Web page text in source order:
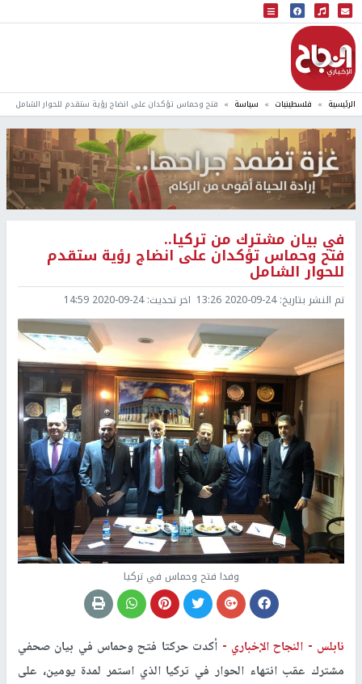
البث المباشر
إذاعة النجاح
الرئيسية فلسطينيات سياسة فتح وحماس تؤكدان على انضاج رؤية ستقدم للحوار الشامل
في بيان مشترك من تركيا..
فتح وحماس تؤكدان على انضاج رؤية ستقدم
للحوار الشامل
تم النشر بتاريخ:2020-09-24 13:26 اخر تحديث:2020-09-24 14:59
وفدا فتح وحماس في تركيا
نابلس - النجاح الإخباري - أكدت حركتا فتح وحماس في بيان صحفي
مشترك عقب انتهاء الحوار في تركيا الذي استمر لمدة يومين، على